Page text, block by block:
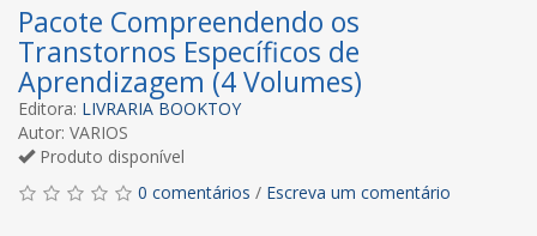
Pacote Compreendendo os
Transtornos Específicos de
Aprendizagem (4 Volumes)
Editora: LIVRARIA BOOKTOY
Autor: VARIOS
Produto disponível
0 comentários / Escreva um comentário